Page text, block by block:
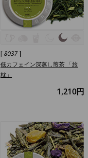
[8037]
低カフェイン深蒸し煎茶 「旅
枕」
1,210円